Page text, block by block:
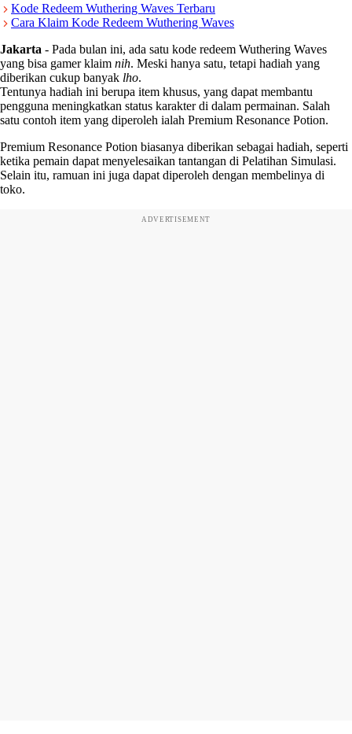
Kode Redeem Wuthering Waves Terbaru
Cara Klaim Kode Redeem Wuthering Waves
Jakarta - Pada bulan ini, ada satu kode redeem Wuthering Waves
yang bisa gamer klaim nih. Meski hanya satu, tetapi hadiah yang
diberikan cukup banyak lho.
Tentunya hadiah ini berupa item khusus, yang dapat membantu
pengguna meningkatkan status karakter di dalam permainan. Salah
satu contoh item yang diperoleh ialah Premium Resonance Potion.
Premium Resonance Potion biasanya diberikan sebagai hadiah, seperti
ketika pemain dapat menyelesaikan tantangan di Pelatihan Simulasi.
Selain itu, ramuan ini juga dapat diperoleh dengan membelinya di
toko.
ADVERTISEMENT